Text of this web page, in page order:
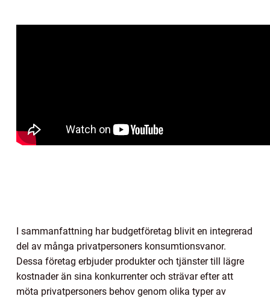
I sammanfattning har budgetföretag blivit en integrerad
del av många privatpersoners konsumtionsvanor.
Dessa företag erbjuder produkter och tjänster till lägre
kostnader än sina konkurrenter och strävar efter att
möta privatpersoners behov genom olika typer av